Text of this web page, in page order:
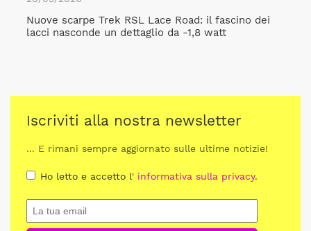
Nuove scarpe Trek RSL Lace Road: il fascino dei
lacci nasconde un dettaglio da -1,8 watt
Iscriviti alla nostra newsletter
... E rimani sempre aggiornato sulle ultime notizie!
Ho letto e accetto l' informativa sulla privacy.